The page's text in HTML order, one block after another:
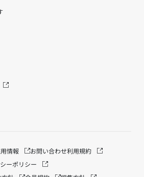
情報 お問い合わせ利用規約
ーポリシー